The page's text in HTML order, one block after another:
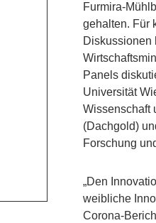
Furmira-
gehalten. Für
Diskussionen
Panels
Universität
Wissenschaft
(Dachgold)
Forschung
„Den
weibliche
Corona-